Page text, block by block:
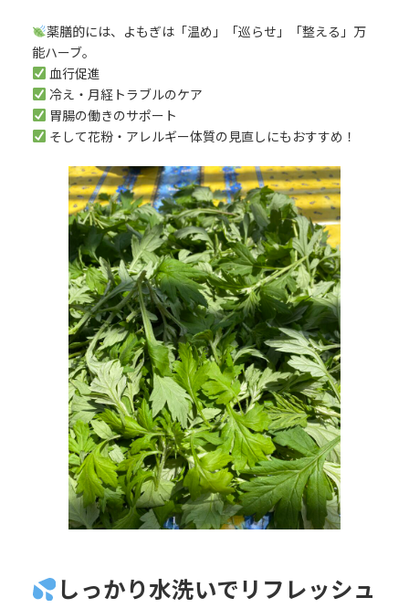
薬膳的には、よもぎは「温め」「巡らせ」「整える」万
能ハーブ。
血行促進
冷え・月経トラブルのケア
胃腸の働きのサポート
そして花粉・アレルギー体質の見直しにもおすすめ！
しっかり水洗いでリフレッシュ